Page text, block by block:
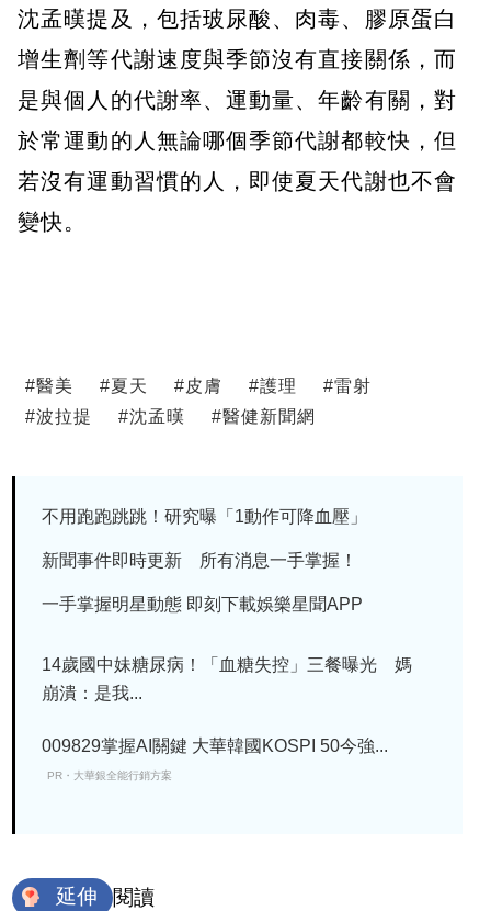
沈孟暵提及，包括玻尿酸、肉毒、膠原蛋白
增生劑等代謝速度與季節沒有直接關係，而
是與個人的代謝率、運動量、年齡有關，對
於常運動的人無論哪個季節代謝都較快，但
若沒有運動習慣的人，即使夏天代謝也不會
變快。
#醫美 #夏天 #皮膚 #護理 #雷射
#波拉提 #沈孟暵 #醫健新聞網
不用跑跑跳跳！研究曝「1動作可降血壓」
新聞事件即時更新 所有消息一手掌握！
一手掌握明星動態 即刻下載娛樂星聞APP
14歲國中妹糖尿病！「血糖失控」三餐曝光 媽
崩潰：是我...
009829掌握AI關鍵 大華韓國KOSPI 50今強...
PR・大華銀全能行銷方案
延伸 閱讀